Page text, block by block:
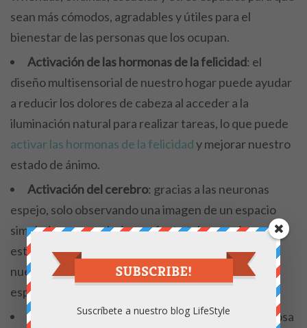
sean más cómodos, agradables y útiles para el
bienestar de las personas que los ocupan.
Activación de las hormonas de la felicidad: el
diseño multisensorial de nuestro hogar puede ayudar
a reducir los dolores de cabeza al acceder a la
iluminación natural para realizar tareas, lo que puede
activar las hormonas de la felicidady mejorar nuestro
estado de ánimo.
Activación del cerebro: gracias a las neuronas
espejo, solo observando una imagen de un espacio
simulado se crea el mismo efecto tal como si
estuviéramos en el sitio real, lo que puede activar
nuestro cerebro y mejorar nuestra percepción del
espacio.
Reducción de la ansiedad: la forma curva o sinuosa
Suscríbete a nuestro blog LifeStyle